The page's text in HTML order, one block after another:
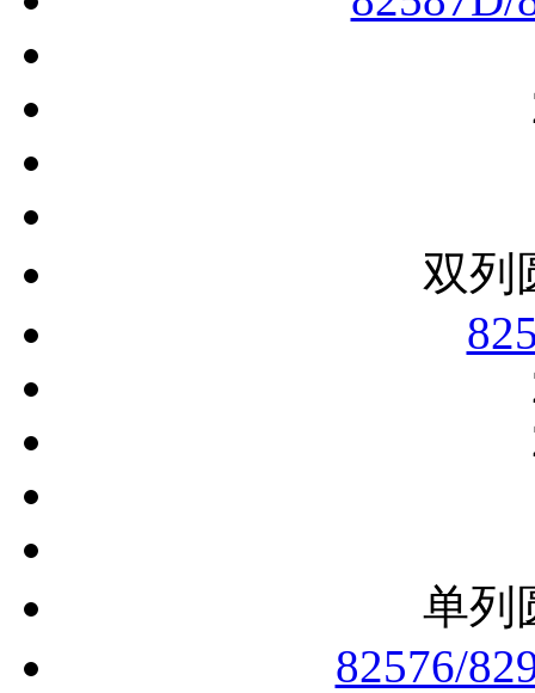
双列
单列
82576/